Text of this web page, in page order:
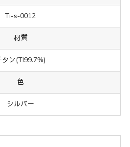
Ti-s-0012
材質
タン(TI99.7%)
色
シルバー